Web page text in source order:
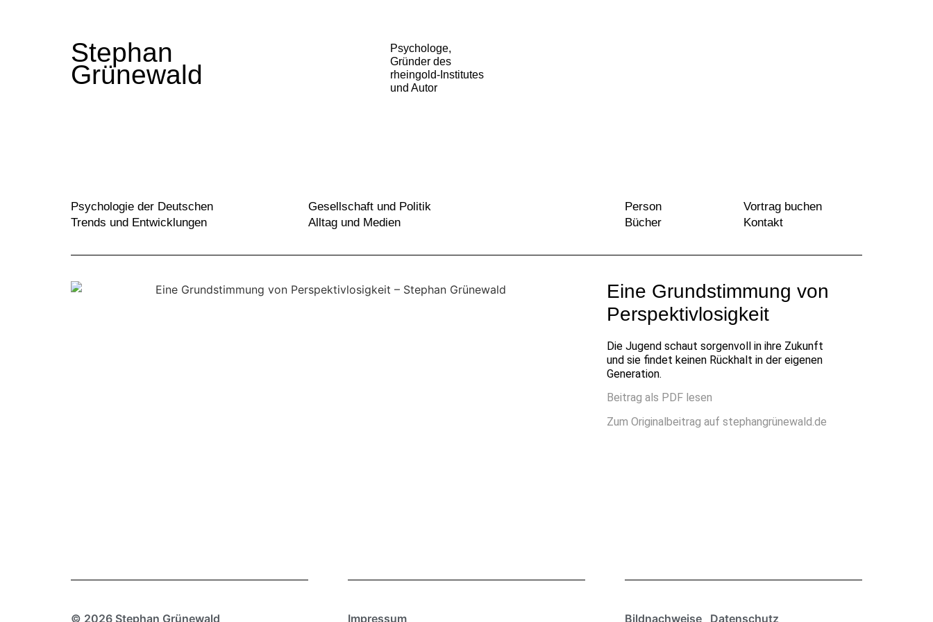
Stephan
Grünewald
Psychologe,
Gründer des
rheingold-Institutes
und Autor
Psychologie der Deutschen
Trends und Entwicklungen
Gesellschaft und Politik
Alltag und Medien
Person
Bücher
Vortrag buchen
Kontakt
Eine Grundstimmung von
Perspektivlosigkeit
Die Jugend schaut sorgenvoll in ihre Zukunft
und sie findet keinen Rückhalt in der eigenen
Generation.
Beitrag als PDF lesen
Zum Originalbeitrag auf stephangrünewald.de
© 2026 Stephan Grünewald Impressum Bildnachweise Datenschutz